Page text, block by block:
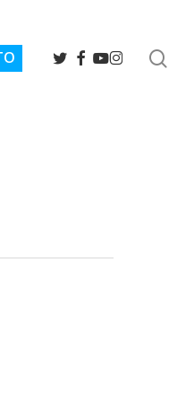
TWITTER
FACEBOOK
YOUTUBE
INSTAGRAM